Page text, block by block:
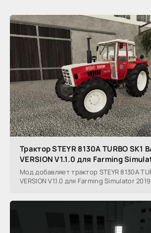
Трактор STEYR 8130A TURBO SK1
VERSION V1.1.0 для Farming
Мод добавляет трактор STEYR 8130A
VERSION V1.1.0 для Farming Simulator